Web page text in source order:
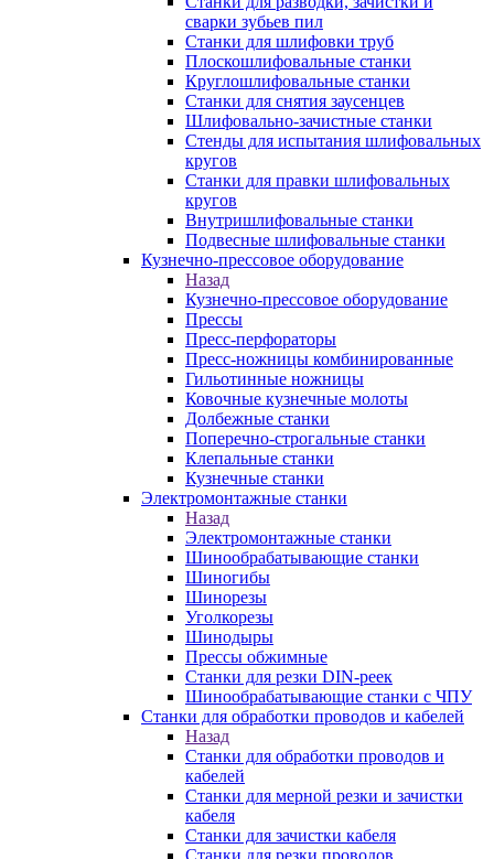
сварки зубьев пил
Станки для шлифовки труб
Плоскошлифовальные станки
Круглошлифовальные станки
Станки для снятия заусенцев
Шлифовально-зачистные станки
Стенды для испытания шлифовальных
кругов
Станки для правки шлифовальных
кругов
Внутришлифовальные станки
Подвесные шлифовальные станки
Кузнечно-прессовое оборудование
Назад
Кузнечно-прессовое оборудование
Прессы
Пресс-перфораторы
Пресс-ножницы комбинированные
Гильотинные ножницы
Ковочные кузнечные молоты
Долбежные станки
Поперечно-строгальные станки
Клепальные станки
Кузнечные станки
Электромонтажные станки
Назад
Электромонтажные станки
Шинообрабатывающие станки
Шиногибы
Шинорезы
Уголкорезы
Шинодыры
Прессы обжимные
Станки для резки DIN-реек
Шинообрабатывающие станки с ЧПУ
Станки для обработки проводов и кабелей
Назад
Станки для обработки проводов и
кабелей
Станки для мерной резки и зачистки
кабеля
Станки для зачистки кабеля
Станки для резки проводов